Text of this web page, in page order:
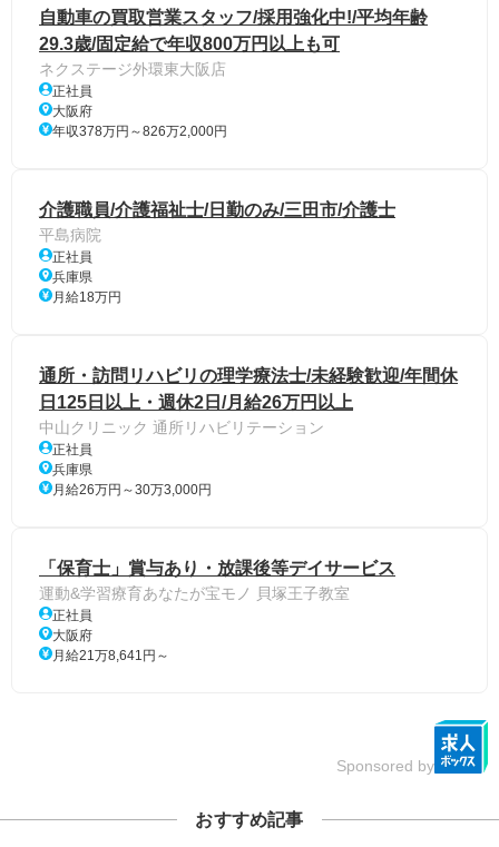
自動車の買取営業スタッフ/採用強化中!/平均年齢
29.3歳/固定給で年収800万円以上も可
ネクステージ外環東大阪店
正社員
大阪府
年収378万円～826万2,000円
介護職員/介護福祉士/日勤のみ/三田市/介護士
平島病院
正社員
兵庫県
月給18万円
通所・訪問リハビリの理学療法士/未経験歓迎/年間休
日125日以上・週休2日/月給26万円以上
中山クリニック 通所リハビリテーション
正社員
兵庫県
月給26万円～30万3,000円
「保育士」賞与あり・放課後等デイサービス
運動&学習療育あなたが宝モノ 貝塚王子教室
正社員
大阪府
月給21万8,641円～
Sponsored by
おすすめ記事